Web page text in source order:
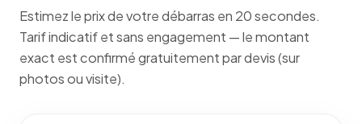
Estimez le prix de votre débarras en 20 secondes.
Tarif indicatif et sans engagement — le montant
exact est confirmé gratuitement par devis (sur
photos ou visite).